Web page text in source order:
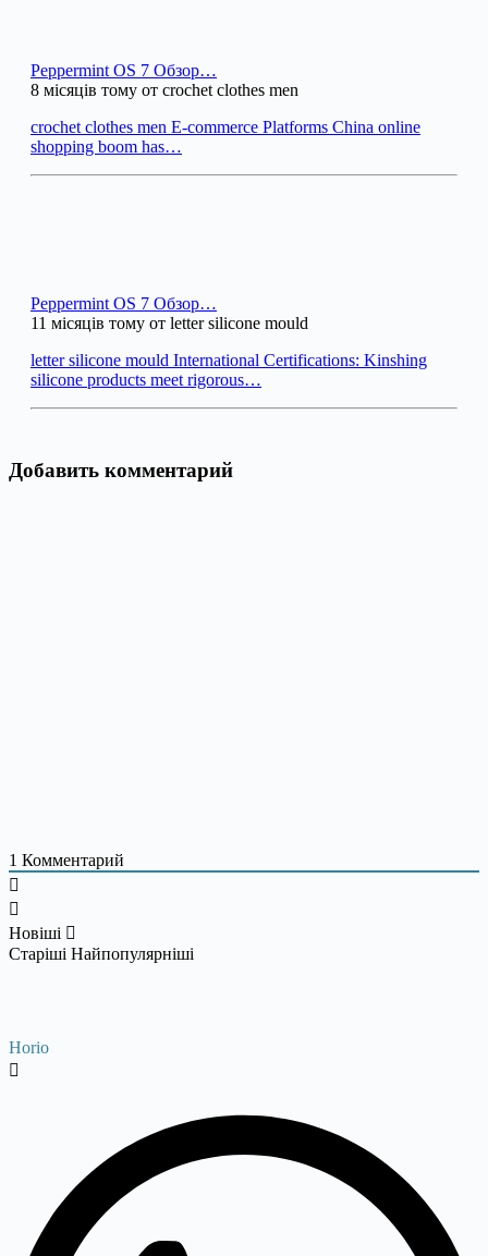
Peppermint OS 7 Обзор…
8 місяців тому от crochet clothes men
crochet clothes men E-commerce Platforms China online
shopping boom has…
Peppermint OS 7 Обзор…
11 місяців тому от letter silicone mould
letter silicone mould International Certifications: Kinshing
silicone products meet rigorous…
Добавить комментарий
1 Комментарий
Новіші
Старіші Найпопулярніші
Horio